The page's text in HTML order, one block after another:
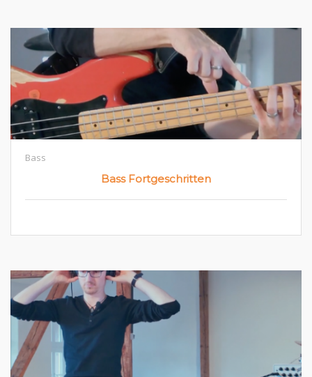
Bass
Bass Fortgeschritten